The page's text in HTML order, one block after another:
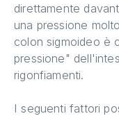
direttamente
una pressione
colon sigmoideo è
pressione"
rigonfiamenti.
I seguenti fattori